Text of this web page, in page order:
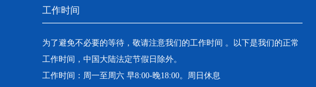
工作时间
为了避免不必要的等待，敬请注意我们的工作时间 。以下是我们的正常
工作时间，中国大陆法定节假日除外。
工作时间：周一至周六 早8:00-晚18:00。周日休息